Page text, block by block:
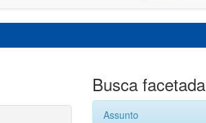
Busca facetada
Assunto